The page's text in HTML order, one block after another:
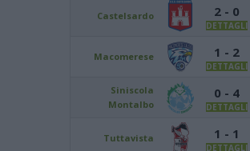
Castelsardo 2 - 0
DETTAGLI
Macomerese 1 - 2
DETTAGLI
Siniscola
Montalbo
0 - 4
DETTAGLI
Tuttavista 1 - 1
DETTAGLI